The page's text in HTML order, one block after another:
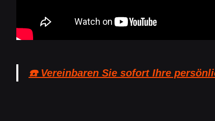
☎️ Vereinbaren Sie sofort Ihre